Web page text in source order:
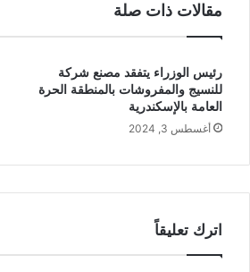
مقالات ذات صلة
رئيس الوزراء يتفقد مصنع شركة
للنسيج والمفروشات بالمنطقة الحرة
العامة بالإسكندرية
أغسطس 3, 2024
اترك تعليقاً